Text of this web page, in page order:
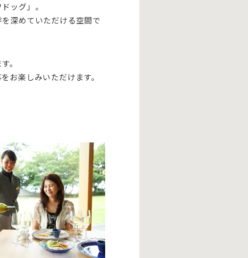
ッグ」。
深めていただける空間で
。
お楽しみいただけます。